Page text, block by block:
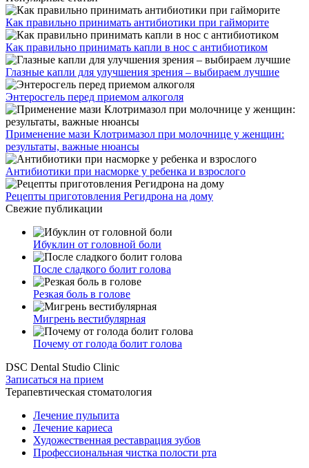
Как правильно принимать антибиотики при гайморите
Как правильно принимать капли в нос с антибиотиком
Глазные капли для улучшения зрения – выбираем лучшие
Энтеросгель перед приемом алкоголя
Применение мази Клотримазол при молочнице у женщин:
результаты, важные нюансы
Антибиотики при насморке у ребенка и взрослого
Рецепты приготовления Регидрона на дому
Свежие публикации
Ибуклин от головной боли
После сладкого болит голова
Резкая боль в голове
Мигрень вестибулярная
Почему от голода болит голова
DSC Dental Studio Clinic
Записаться на прием
Терапевтическая стоматология
Лечение пульпита
Лечение кариеса
Художественная реставрация зубов
Профессиональная чистка полости рта